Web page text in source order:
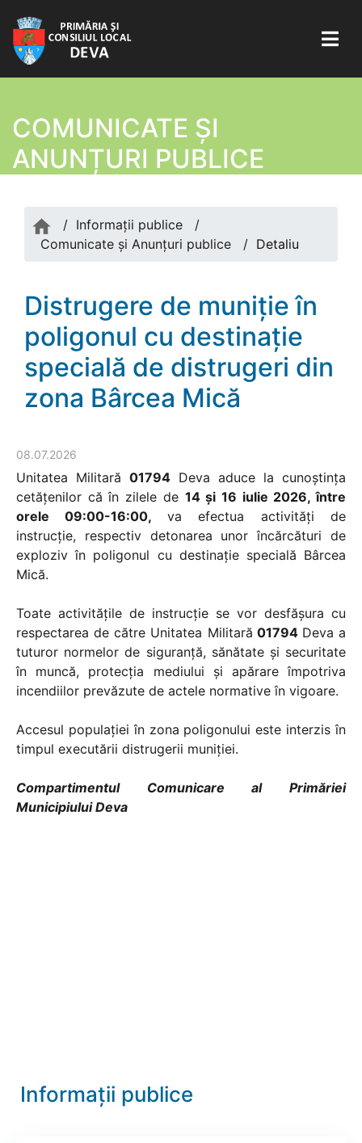
COMUNICATE ŞI
ANUNȚURI PUBLICE
/ Informații publice
/
Comunicate şi Anunțuri publice
/ Detaliu
Distrugere de muniţie în
poligonul cu destinație
specială de distrugeri din
zona Bârcea Mică
08.07.2026
Unitatea Militară01794 Deva aduce la cunoștința
cetățenilor că în zilele de 14 și 16 iulie 2026, între
orele 09:00-16:00, va efectua activități de
instrucție, respectiv detonarea unor încărcături de
exploziv în poligonul cu destinație specială Bârcea
Mică.
Toate activitățile de instrucție se vor desfășura cu
respectarea de către Unitatea Militară 01794 Deva a
tuturor normelor de siguranță, sănătate și securitate
în muncă, protecția mediului și apărare împotriva
incendiilor prevăzute de actele normative în vigoare.
Accesul populației în zona poligonului este interzis în
timpul executării distrugerii muniției.
Compartimentul Comunicare al Primăriei
Municipiului Deva
Informații publice